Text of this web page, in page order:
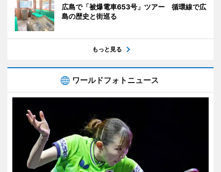
広島で「被爆電車653号」ツアー 循環線で広
島の歴史と街巡る
もっと見る
ワールドフォトニュース